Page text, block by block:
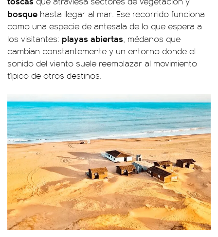
bosque hasta llegar al mar. Ese recorrido funciona
como una especie de antesala de lo que espera a
los visitantes: playas abiertas, médanos que
cambian constantemente y un entorno donde el
sonido del viento suele reemplazar al movimiento
típico de otros destinos.